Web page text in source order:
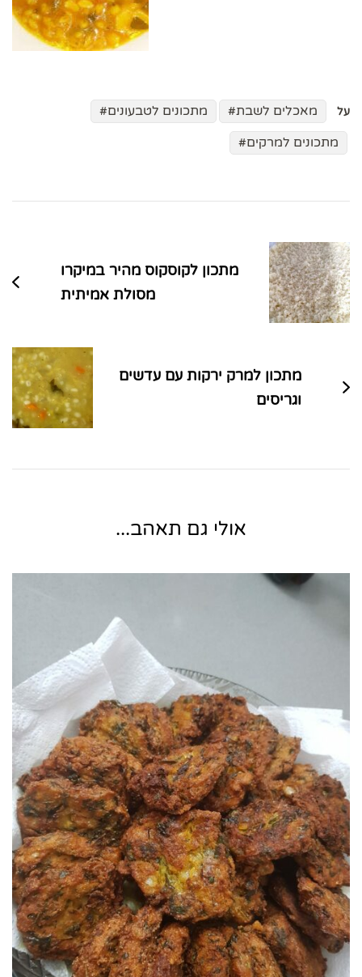
על מאכלים לשבת
מתכונים לטבעונים
מתכונים למרקים
בפוסטים
מתכון לקוסקוס מהיר במיקרו
מסולת אמיתית
מתכון למרק ירקות עם עדשים
וגריסים
אולי גם תאהב...